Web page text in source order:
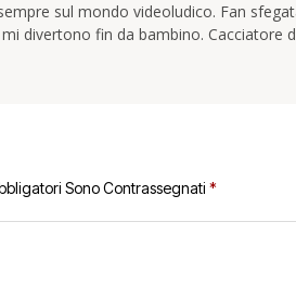
sul mondo videoludico. Fan
divertono fin da bambino. Cacciatore
Sono Contrassegnati *